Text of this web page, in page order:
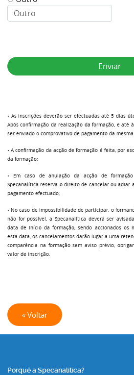
Enviar
• As inscrições deverão ser efectuadas até 5 dias
Após confirmação da realização da formação, e até
ser enviado o comprovativo de pagamento da
• A confirmação da acção de formação é feita, por
da formação;
• Em caso de anulação da acção de
Specanalítica reserva o direito de cancelar ou adiar
pagamento efectuado;
• No caso de impossibilidade de participar, o
não for possível, a Specanalítica deverá ser
data de início da formação, sendo accionados os
esta data, os cancelamentos darão lugar a uma
comparência na formação sem aviso prévio,
valor de inscrição.
« Voltar
Porquê a Specanalítica?